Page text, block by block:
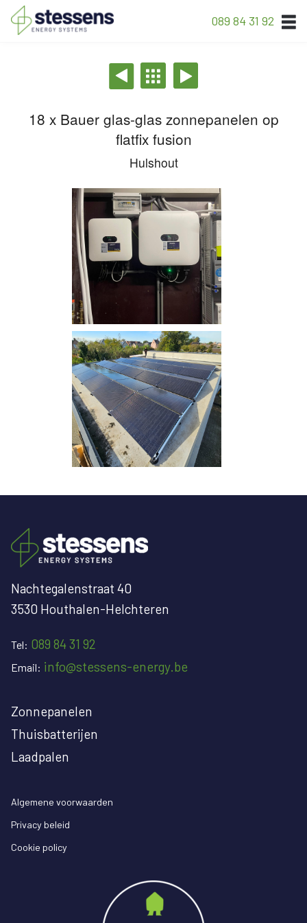
089 84 31 92
18 x Bauer glas-glas zonnepanelen op
flatfix fusion
Hulshout
Nachtegalenstraat 40
3530 Houthalen-Helchteren
Tel: 089 84 31 92
Email: info@stessens-energy.be
Zonnepanelen
Thuisbatterijen
Laadpalen
Algemene voorwaarden
Privacy beleid
Cookie policy